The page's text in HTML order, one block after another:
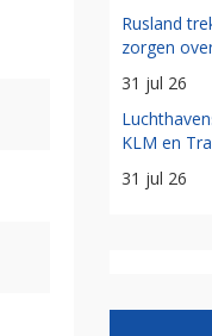
Rusland
zorgen
31 jul 26
KLM en
31 jul 26